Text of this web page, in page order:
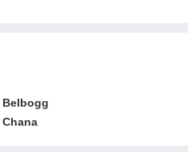
Belbogg
Chana